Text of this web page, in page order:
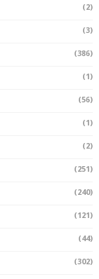
(2)
(3)
(386)
(1)
(56)
(1)
(2)
(251)
(240)
(121)
(44)
(302)